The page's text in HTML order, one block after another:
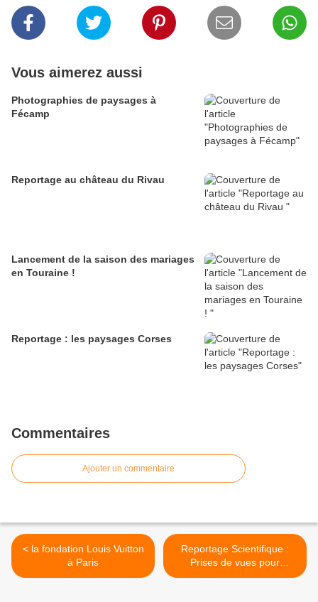
Vous aimerez aussi
Photographies de paysages à
Fécamp
Reportage au château du Rivau
Lancement de la saison des mariages
en Touraine !
Reportage : les paysages Corses
Commentaires
Ajouter un commentaire
< la fondation Louis Vuitton
à Paris
Reportage Scientifique :
Prises de vues pour
l'entreprise ROCHE >